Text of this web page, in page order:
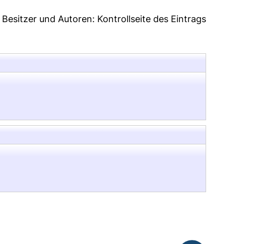
und Autoren: Kontrollseite des Eintrags